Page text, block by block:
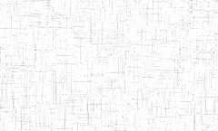
01/01/1975 ENIEG